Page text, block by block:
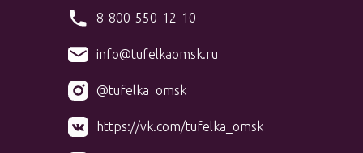
@tufelka_omsk
https://vk.com/tufelka_omsk
8-800-550-12-10
info@tufelkaomsk.ru